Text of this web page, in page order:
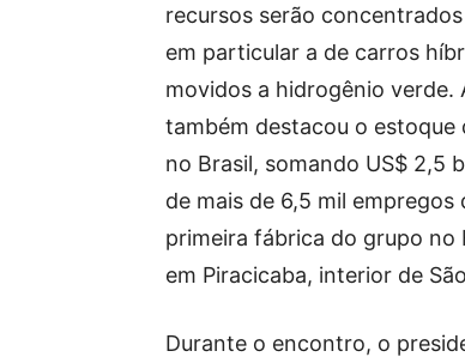
recursos serão
em particular a de carros
movidos a hidrogênio verde.
também destacou o estoque
no Brasil, somando US$ 2,5
de mais de 6,5 mil empregos
primeira fábrica do grupo no
em Piracicaba, interior de
Durante o encontro, o